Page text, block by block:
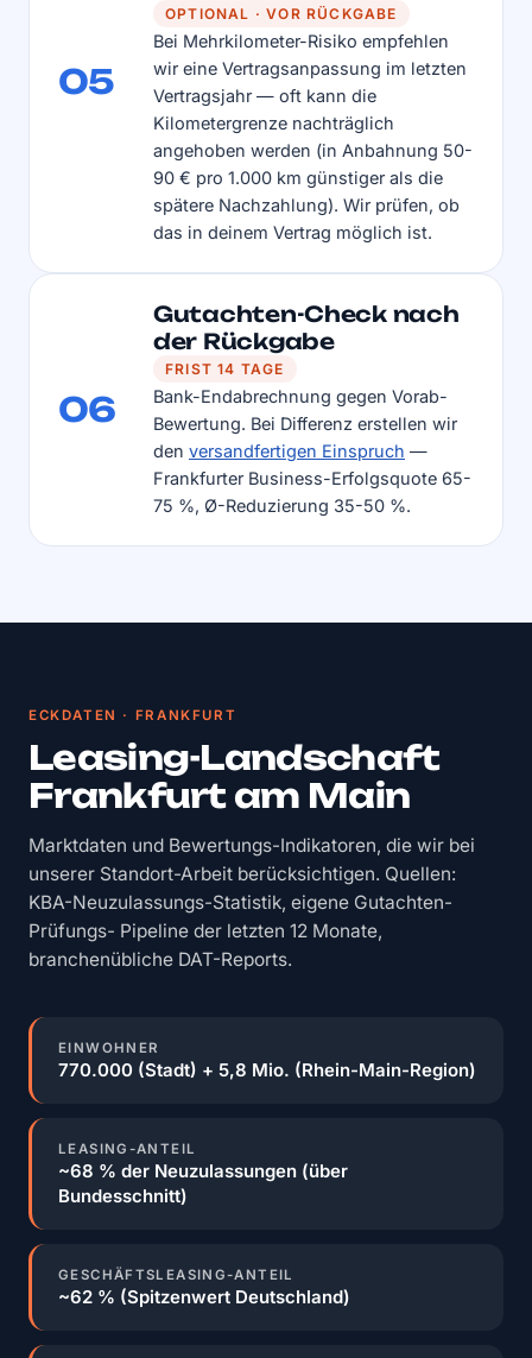
05
OPTIONAL · VOR RÜCKGABE
Bei Mehrkilometer-Risiko empfehlen
wir eine Vertragsanpassung im letzten
Vertragsjahr — oft kann die
Kilometergrenze nachträglich
angehoben werden (in Anbahnung 50-
90 € pro 1.000 km günstiger als die
spätere Nachzahlung). Wir prüfen, ob
das in deinem Vertrag möglich ist.
06
Gutachten-Check nach
der Rückgabe
FRIST 14 TAGE
Bank-Endabrechnung gegen Vorab-
Bewertung. Bei Differenz erstellen wir
den versandfertigen Einspruch —
Frankfurter Business-Erfolgsquote 65-
75 %, Ø-Reduzierung 35-50 %.
ECKDATEN · FRANKFURT
Leasing-Landschaft
Frankfurt am Main
Marktdaten und Bewertungs-Indikatoren, die wir bei
unserer Standort-Arbeit berücksichtigen. Quellen:
KBA-Neuzulassungs-Statistik, eigene Gutachten-
Prüfungs- Pipeline der letzten 12 Monate,
branchenübliche DAT-Reports.
EINWOHNER
770.000 (Stadt) + 5,8 Mio. (Rhein-Main-Region)
LEASING-ANTEIL
~68 % der Neuzulassungen (über
Bundesschnitt)
GESCHÄFTSLEASING-ANTEIL
~62 % (Spitzenwert Deutschland)